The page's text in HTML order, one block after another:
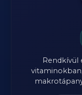
Rendkívül